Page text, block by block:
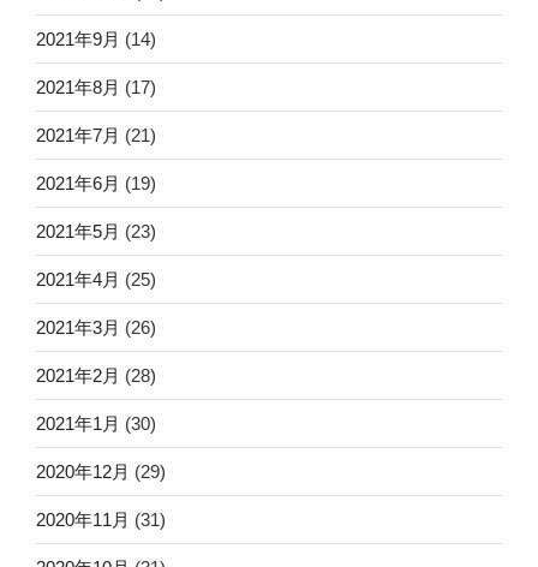
2021年9月 (14)
2021年8月 (17)
2021年7月 (21)
2021年6月 (19)
2021年5月 (23)
2021年4月 (25)
2021年3月 (26)
2021年2月 (28)
2021年1月 (30)
2020年12月 (29)
2020年11月 (31)